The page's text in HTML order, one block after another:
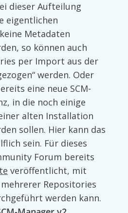
dieser Aufteilung
eigentlichen
Metadaten
so können auch
per Import aus der
werden. Oder
eine neue SCM-
in die noch einige
alten Installation
sollen. Hier kann das
sein. Für dieses
Forum bereits
veröffentlicht, mit
Repositories
werden kann.